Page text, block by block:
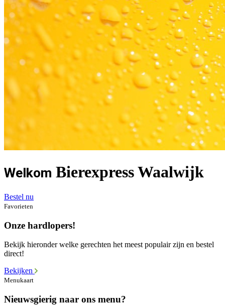
Welkom Bierexpress Waalwijk
Bestel nu
Favorieten
Onze hardlopers!
Bekijk hieronder welke gerechten het meest populair zijn en bestel
direct!
Bekijken
Menukaart
Nieuwsgierig naar ons menu?